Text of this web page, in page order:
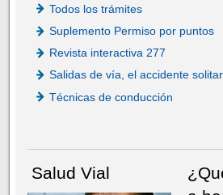
Todos los trámites
Suplemento Permiso por puntos
Revista interactiva 277
Salidas de vía, el accidente
Técnicas de conducción
Salud Vial